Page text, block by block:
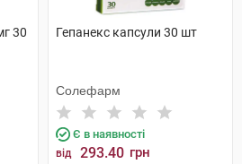
30
Гепанекс капсули 30 шт
Солефарм
Є в наявності
від 293.40 грн